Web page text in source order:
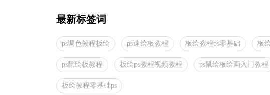
最新标签词
ps调色教程板绘 ps速绘板教程 板绘教程ps零基础 板
ps鼠绘板教程 板绘ps教程视频教程 ps鼠绘板绘画入门教程
板绘教程零基础ps